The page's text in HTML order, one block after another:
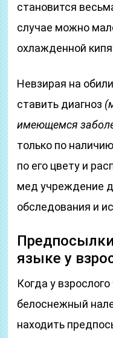
становится
случае можно
охлажденной
Невзирая на
ставить диагноз
имеющемся
только по
по его цвету и
мед учреждение
обследования и
языке у
Когда у
белоснежный
находить